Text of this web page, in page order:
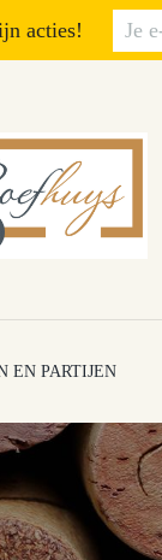
EN PARTIJEN
acties!